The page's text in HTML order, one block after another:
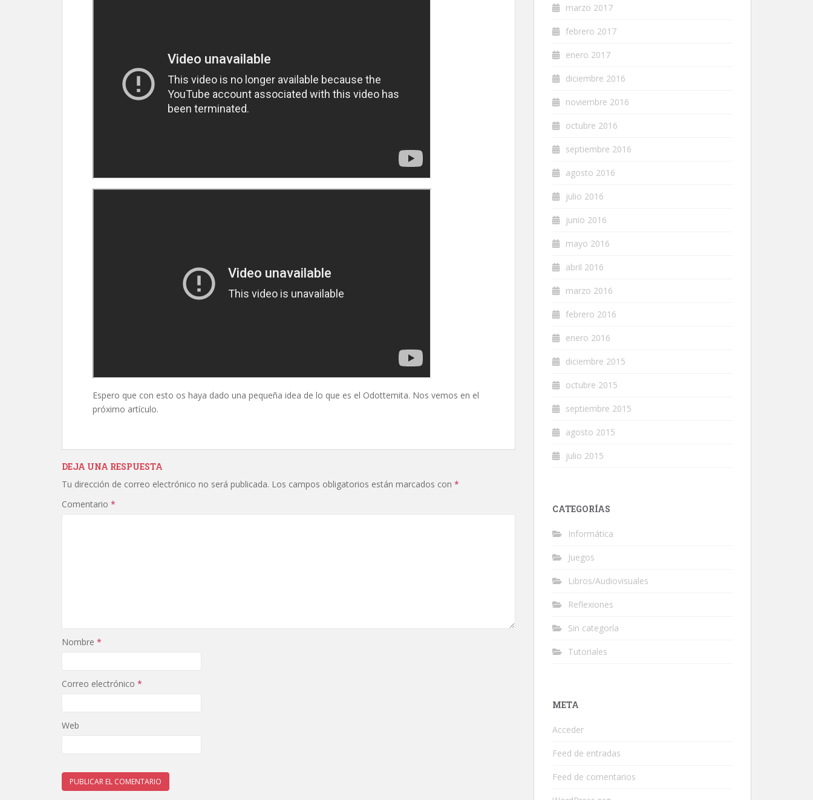
Espero que con esto os haya dado una pequeña idea de lo que es el Odottemita. Nos vemos en el
próximo artículo.
DEJA UNA RESPUESTA
Tu dirección de correo electrónico no será publicada. Los campos obligatorios están marcados con *
Comentario *
Nombre *
Correo electrónico *
Web
marzo 2017
febrero 2017
enero 2017
diciembre 2016
noviembre 2016
octubre 2016
septiembre 2016
agosto 2016
julio 2016
junio 2016
mayo 2016
abril 2016
marzo 2016
febrero 2016
enero 2016
diciembre 2015
octubre 2015
septiembre 2015
agosto 2015
julio 2015
CATEGORÍAS
Informática
Juegos
Libros/Audiovisuales
Reflexiones
Sin categoría
Tutoriales
META
Acceder
Feed de entradas
Feed de comentarios